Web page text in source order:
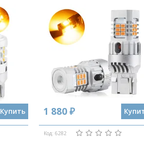
Купить 1 880 ₽
Код: 6282